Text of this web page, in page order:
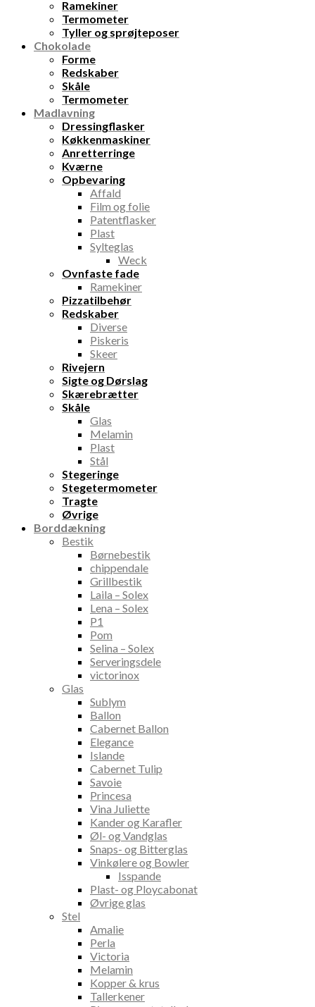
Ramekiner
Termometer
Tyller og sprøjteposer
Chokolade
Forme
Redskaber
Skåle
Termometer
Madlavning
Dressingflasker
Køkkenmaskiner
Anretterringe
Kværne
Opbevaring
Affald
Film og folie
Patentflasker
Plast
Sylteglas
Weck
Ovnfaste fade
Ramekiner
Pizzatilbehør
Redskaber
Diverse
Piskeris
Skeer
Rivejern
Sigte og Dørslag
Skærebrætter
Skåle
Glas
Melamin
Plast
Stål
Stegeringe
Stegetermometer
Tragte
Øvrige
Borddækning
Bestik
Børnebestik
chippendale
Grillbestik
Laila – Solex
Lena – Solex
P1
Pom
Selina – Solex
Serveringsdele
victorinox
Glas
Sublym
Ballon
Cabernet Ballon
Elegance
Islande
Cabernet Tulip
Savoie
Princesa
Vina Juliette
Kander og Karafler
Øl- og Vandglas
Snaps- og Bitterglas
Vinkølere og Bowler
Isspande
Plast- og Ploycabonat
Øvrige glas
Stel
Amalie
Perla
Victoria
Melamin
Kopper & krus
Tallerkener